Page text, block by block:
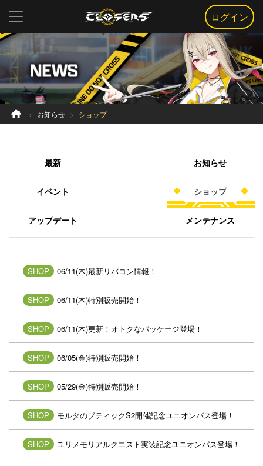
ログイン
お知らせ ショップ
最新 お知らせ
イベント ショップ
アップデート メンテナンス
SHOP 06/11(木)最新リバコン情報！
SHOP 06/11(木)特別販売開始！
SHOP 06/11(木)更新！オトクなパッケージ登場！
SHOP 06/05(金)特別販売開始！
SHOP 05/29(金)特別販売開始！
SHOP モルタのブティックS2開催記念ユニオンパス登場！
SHOP ユリメモリアルクエスト実装記念ユニオンパス登場！